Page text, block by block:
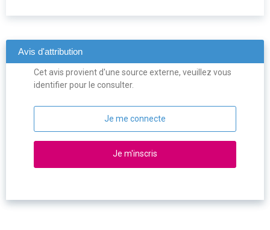
Avis d'attribution
Cet avis provient d'une source externe, veuillez vous
identifier pour le consulter.
Je me connecte
Je m'inscris